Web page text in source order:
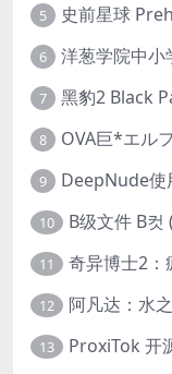
5
6 洋葱学院中小
7
8
9 DeepNude使
10
11
12
13